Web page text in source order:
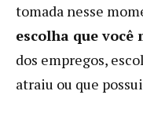
tomada nesse
escolha que você
dos empregos,
atraiu ou que